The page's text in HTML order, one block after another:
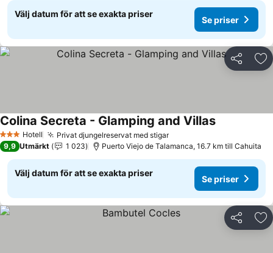
Välj datum för att se exakta priser
Se priser
Dela
3 StjärnorHotell Privat djungelreservat med stigarSe priser
Colina Secreta - Glamping and VillasSe priser
9,9 Utmärkt 1 023 Puerto Viejo de Talamanca, 16.7 km till Cahuita
Välj datum för att se exakta priser
Se priser
Dela